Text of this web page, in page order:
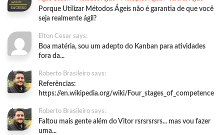
Porque Utilizar Métodos Ágeis não é garantia de que você
seja realmente ágil?
Elton Cesar says:
Boa matéria, sou um adepto do Kanban para atividades
fora da...
Roberto Brasileiro says:
Referências:
https://en.wikipedia.org/wiki/Four_stages_of_competence
Roberto Brasileiro says:
Faltou mais gente além do Vitor rsrsrsrsrs... mas vou fazer
uma...